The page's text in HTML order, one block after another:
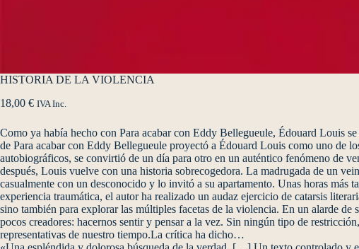
HISTORIA DE LA VIOLENCIA
18,00 € IVA Inc.
Como ya había hecho con Para acabar con Eddy Bellegueule, Édouard Louis
de Para acabar con Eddy Bellegueule proyectó a Édouard Louis como uno de
autobiográficos, se convirtió de un día para otro en un auténtico fenómeno de
después, Louis vuelve con una historia sobrecogedora. La madrugada de un
casualmente con un desconocido y lo invitó a su apartamento. Unas horas más
experiencia traumática, el autor ha realizado un audaz ejercicio de catarsis
sino también para explorar las múltiples facetas de la violencia. En un alarde
pocos creadores: hacernos sentir y pensar a la vez. Sin ningún tipo de
representativas de nuestro tiempo.La crítica ha dicho…